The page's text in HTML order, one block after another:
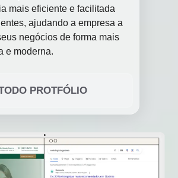
mais eficiente e facilitada
ajudando a empresa a
negócios de forma mais
e moderna.
PROTFÓLIO